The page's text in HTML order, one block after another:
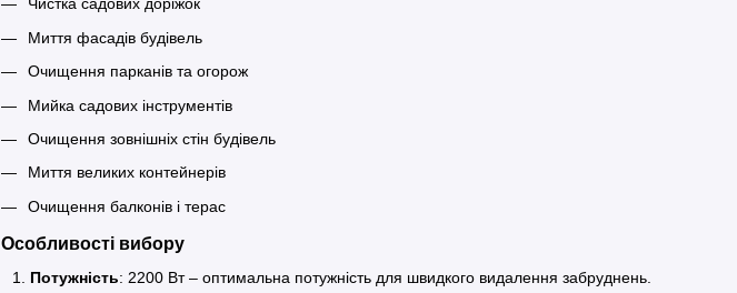
Чистка садових доріжок
Миття фасадів будівель
Очищення парканів та огорож
Мийка садових інструментів
Очищення зовнішніх стін будівель
Миття великих контейнерів
Очищення балконів і терас
Особливості вибору
Потужність: 2200 Вт – оптимальна потужність для швидкого видалення забруднень.